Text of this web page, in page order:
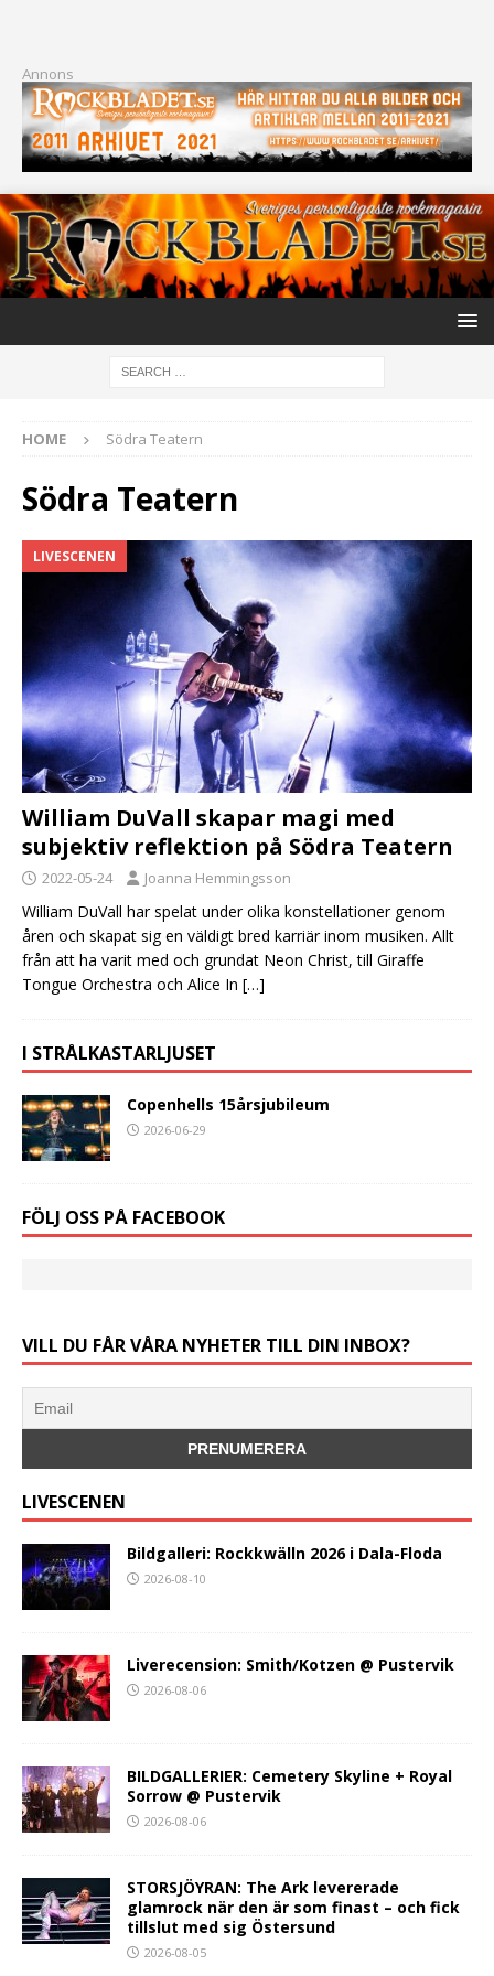
Annons
HOME Södra Teatern
Södra Teatern
LIVESCENEN
William DuVall skapar magi med
subjektiv reflektion på Södra Teatern
2022-05-24 Joanna Hemmingsson
William DuVall har spelat under olika konstellationer genom
åren och skapat sig en väldigt bred karriär inom musiken. Allt
från att ha varit med och grundat Neon Christ, till Giraffe
Tongue Orchestra och Alice In […]
I STRÅLKASTARLJUSET
Copenhells 15årsjubileum
2026-06-29
FÖLJ OSS PÅ FACEBOOK
VILL DU FÅR VÅRA NYHETER TILL DIN INBOX?
LIVESCENEN
Bildgalleri: Rockkwälln 2026 i Dala-Floda
2026-08-10
Liverecension: Smith/Kotzen @ Pustervik
2026-08-06
BILDGALLERIER: Cemetery Skyline + Royal
Sorrow @ Pustervik
2026-08-06
STORSJÖYRAN: The Ark levererade
glamrock när den är som finast – och fick
tillslut med sig Östersund
2026-08-05